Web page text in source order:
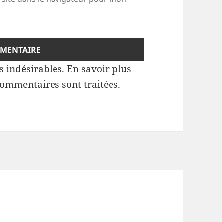
indésirables.En savoir plus
sont traitées.